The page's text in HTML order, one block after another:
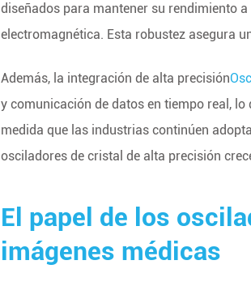
diseñados para mantener su rendimiento
electromagnética. Esta robustez asegura
Además, la integración de alta precisión
y comunicación de datos en tiempo real,
medida que las industrias continúen
osciladores de cristal de alta precisión
El papel de los
imágenes médicas